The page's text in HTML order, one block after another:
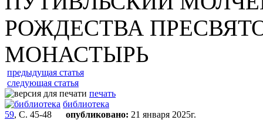
РОЖДЕСТВА
МОНАСТЫРЬ
предыдущая статья
следующая статья
печать
библиотека
59, С. 45-48 опубликовано: 21 января 2025г.